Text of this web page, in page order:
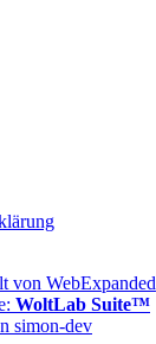
von WebExpanded
WoltLab Suite™
simon-dev